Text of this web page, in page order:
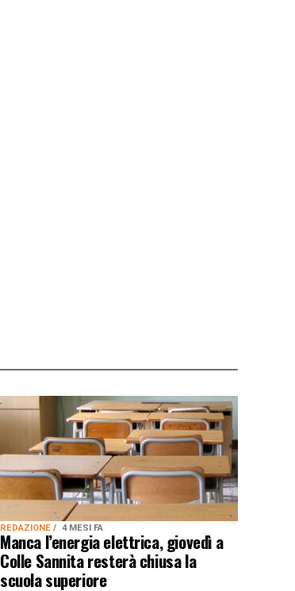
REDAZIONE 4 MESI FA
Manca l’energia elettrica, giovedì a
Colle Sannita resterà chiusa la
scuola superiore